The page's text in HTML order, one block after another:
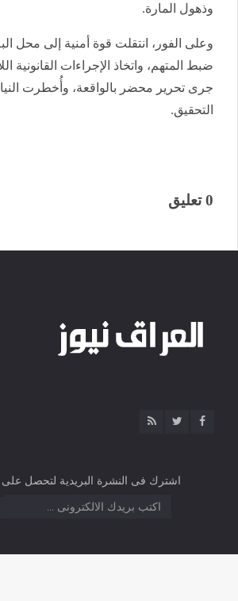
وذهول المارة.
وعلى الفور، انتقلت قوة أمنية إلى محل
ضبط المتهم، واتخاذ الإجراءات القانونية
جرى تحرير محضر بالواقعة، وأُخطرت
التحقيق.
0 تعليق
اشترك فى النشرة البريدية لتحصل على